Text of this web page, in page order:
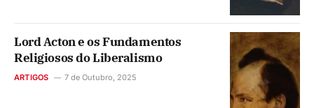
Lord Acton e os Fundamentos
Religiosos do Liberalismo
ARTIGOS 7 de Outubro, 2025